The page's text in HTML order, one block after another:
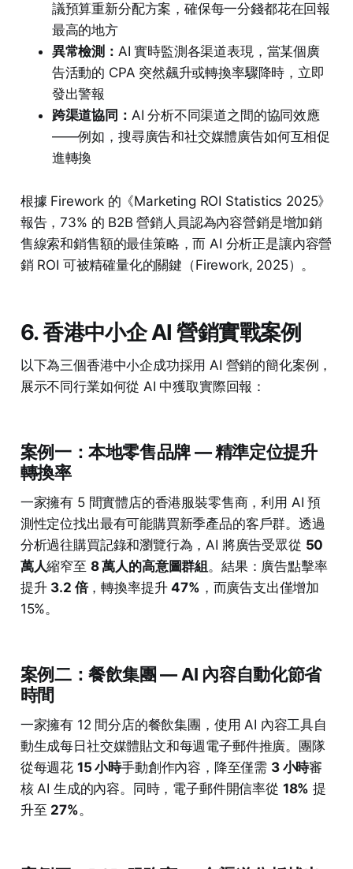
議預算重新分配方案，確保每一分錢都花在回報
最高的地方
異常檢測： AI 實時監測各渠道表現，當某個廣
告活動的 CPA 突然飆升或轉換率驟降時，立即
發出警報
跨渠道協同： AI 分析不同渠道之間的協同效應
——例如，搜尋廣告和社交媒體廣告如何互相促
進轉換
根據 Firework 的《Marketing ROI Statistics 2025》
報告，73% 的 B2B 營銷人員認為內容營銷是增加銷
售線索和銷售額的最佳策略，而 AI 分析正是讓內容營
銷 ROI 可被精確量化的關鍵（Firework, 2025）。
6. 香港中小企 AI 營銷實戰案例
以下為三個香港中小企成功採用 AI 營銷的簡化案例，
展示不同行業如何從 AI 中獲取實際回報：
案例一：本地零售品牌 — 精準定位提升
轉換率
一家擁有 5 間實體店的香港服裝零售商，利用 AI 預
測性定位找出最有可能購買新季產品的客戶群。透過
分析過往購買記錄和瀏覽行為，AI 將廣告受眾從 50
萬人縮窄至 8 萬人的高意圖群組 。結果：廣告點擊率
提升 3.2 倍，轉換率提升47% ，而廣告支出僅增加
15%。
案例二：餐飲集團 — AI 內容自動化節省
時間
一家擁有 12 間分店的餐飲集團，使用 AI 內容工具自
動生成每日社交媒體貼文和每週電子郵件推廣。團隊
從每週花 15 小時手動創作內容，降至僅需 3 小時審
核 AI 生成的內容。同時，電子郵件開信率從 18% 提
升至 27%。